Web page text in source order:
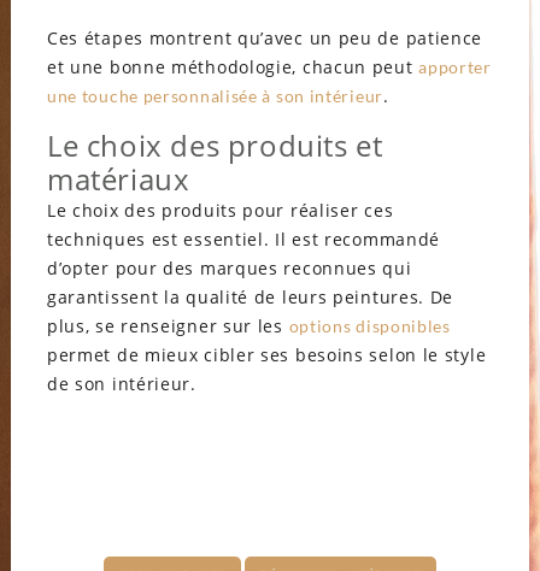
Ces étapes montrent qu’avec un peu de patience
et une bonne méthodologie, chacun peutapporter
une touche personnalisée à son intérieur.
Le choix des produits et
matériaux
Le choix des produits pour réaliser ces
techniques est essentiel. Il est recommandé
d’opter pour des marques reconnues qui
garantissent la qualité de leurs peintures. De
plus, se renseigner sur les options disponibles
permet de mieux cibler ses besoins selon le style
de son intérieur.